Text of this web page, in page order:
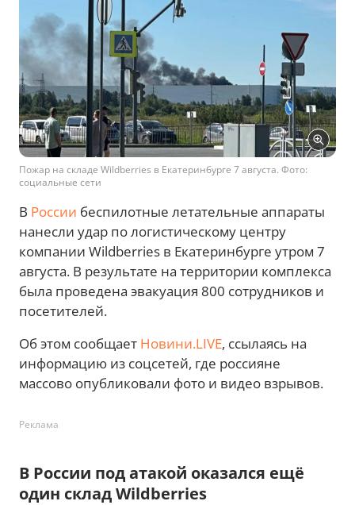
Пожар на складе Wildberries в Екатеринбурге 7 августа. Фото:
социальные сети
В России беспилотные летательные аппараты
нанесли удар по логистическому центру
компании Wildberries в Екатеринбурге утром 7
августа. В результате на территории комплекса
была проведена эвакуация 800 сотрудников и
посетителей.
Об этом сообщает Новини.LIVE, ссылаясь на
информацию из соцсетей, где россияне
массово опубликовали фото и видео взрывов.
Реклама
В России под атакой оказался ещё
один склад Wildberries